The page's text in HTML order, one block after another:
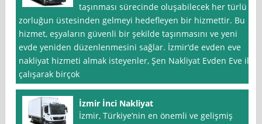
taşınması sürecinde oluşabilecek her türlü
zorluğun üstesinden gelmeyi hedefleyen bir hizmettir. Bu
hizmet, eşyaların güvenli bir şekilde taşınmasını ve yeni
evde yeniden düzenlenmesini sağlar. İzmir‘de evden eve
nakliyat hizmeti almak isteyenler, Şen Nakliyat Evden Eve ile
çalışarak birçok
İzmir İnci Nakliyat
İzmir, Türkiye’nin en önemli ve gelişmiş